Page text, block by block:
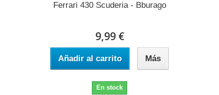
Ferrari 430 Scuderia - Bburago
9,99 €
Añadir al carrito Más
En stock